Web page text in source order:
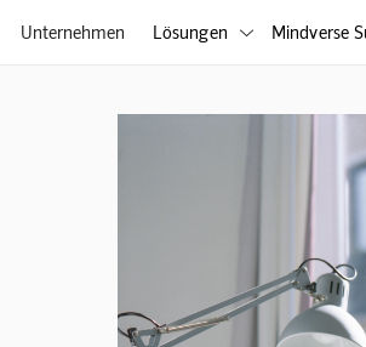
Unternehmen Lösungen  Mindverse